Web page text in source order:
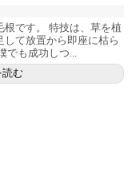
根です。 特技は、草を植
して放置から即座に枯ら
も成功しつ...
む